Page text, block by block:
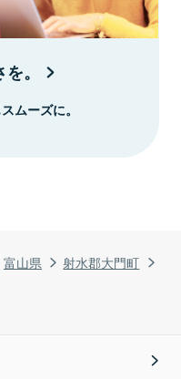
富山県
射水郡大門町
。
ムーズに。